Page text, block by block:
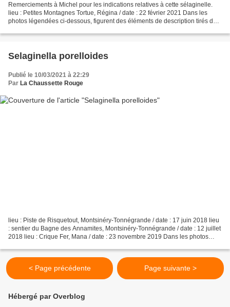
Remerciements à Michel pour les indications relatives à cette sélaginelle.
lieu : Petites Montagnes Tortue, Régina / date : 22 février 2021 Dans les
photos légendées ci-dessous, figurent des éléments de description tirés de :
Selaginella porelloides
Publié le 10/03/2021 à 22:29
Par La Chaussette Rouge
lieu : Piste de Risquetout, Montsinéry-Tonnégrande / date : 17 juin 2018 lieu
: sentier du Bagne des Annamites, Montsinéry-Tonnégrande / date : 12 juillet
2018 lieu : Crique Fer, Mana / date : 23 novembre 2019 Dans les photos
< Page précédente Page suivante >
Hébergé par Overblog